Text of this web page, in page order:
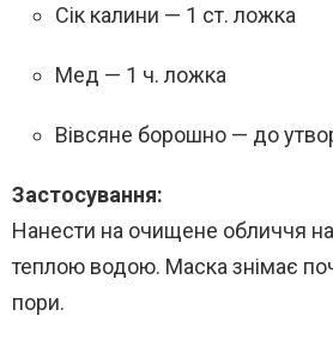
Сік калини — 1 ст. ложка
Мед — 1 ч. ложка
Вівсяне борошно — до
Застосування:
Нанести на очищене обличчя
теплою водою. Маска знімає
пори.